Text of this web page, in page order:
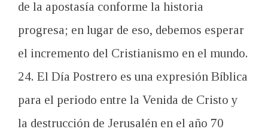
de la apostasía conforme la historia
progresa; en lugar de eso, debemos esperar
el incremento del Cristianismo en el mundo.
24. El Día Postrero es una expresión Bíblica
para el periodo entre la Venida de Cristo y
la destrucción de Jerusalén en el año 70